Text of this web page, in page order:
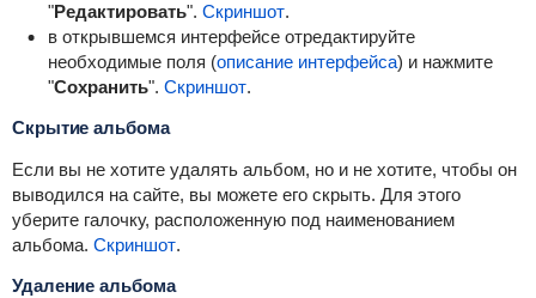
"Редактировать". Скриншот.
в открывшемся интерфейсе отредактируйте
необходимые поля (описание интерфейса) и нажмите
"Сохранить". Скриншот.
Скрытие альбома
Если вы не хотите удалять альбом, но и не хотите, чтобы он
выводился на сайте, вы можете его скрыть. Для этого
уберите галочку, расположенную под наименованием
альбома. Скриншот.
Удаление альбома